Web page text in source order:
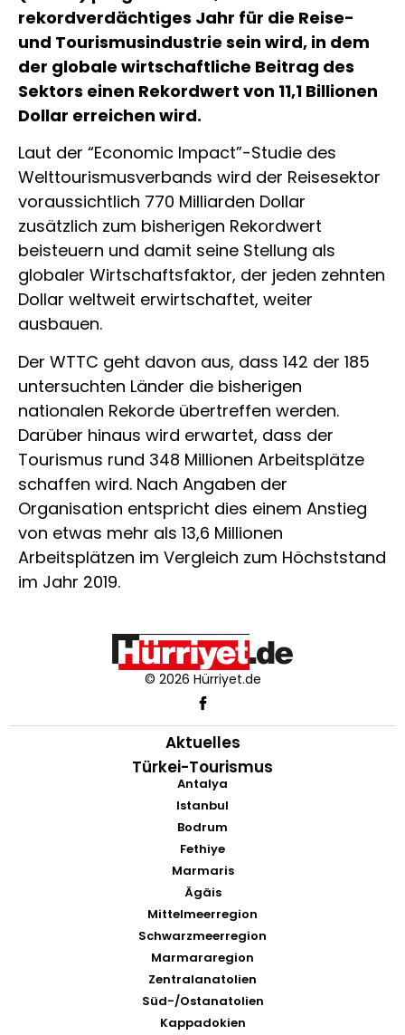
rekordverdächtiges Jahr für die Reise-
und Tourismusindustrie sein wird, in dem
der globale wirtschaftliche Beitrag des
Sektors einen Rekordwert von 11,1 Billionen
Dollar erreichen wird.
Laut der “Economic Impact”-Studie des
Welttourismusverbands wird der Reisesektor
voraussichtlich 770 Milliarden Dollar
zusätzlich zum bisherigen Rekordwert
beisteuern und damit seine Stellung als
globaler Wirtschaftsfaktor, der jeden zehnten
Dollar weltweit erwirtschaftet, weiter
ausbauen.
Der WTTC geht davon aus, dass 142 der 185
untersuchten Länder die bisherigen
nationalen Rekorde übertreffen werden.
Darüber hinaus wird erwartet, dass der
Tourismus rund 348 Millionen Arbeitsplätze
schaffen wird. Nach Angaben der
Organisation entspricht dies einem Anstieg
von etwas mehr als 13,6 Millionen
Arbeitsplätzen im Vergleich zum Höchststand
im Jahr 2019.
© 2026 Hürriyet.de
Aktuelles
Türkei-Tourismus
Antalya
Istanbul
Bodrum
Fethiye
Marmaris
Ägäis
Mittelmeerregion
Schwarzmeerregion
Marmararegion
Zentralanatolien
Süd-/Ostanatolien
Kappadokien